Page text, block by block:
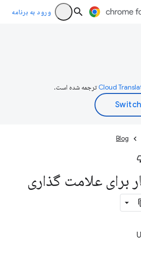
ورود به برنامه
ترجمه شده است.
Blog
برای علامت گذاری